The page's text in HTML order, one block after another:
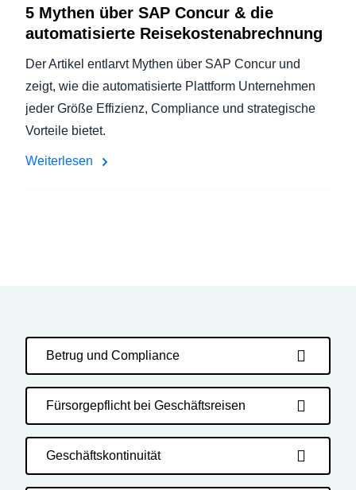
5 Mythen über SAP Concur & die
automatisierte Reisekostenabrechnung
Der Artikel entlarvt Mythen über SAP Concur und
zeigt, wie die automatisierte Plattform Unternehmen
jeder Größe Effizienz, Compliance und strategische
Vorteile bietet.
Weiterlesen
Betrug und Compliance
Fürsorgepflicht bei Geschäftsreisen
Geschäftskontinuität